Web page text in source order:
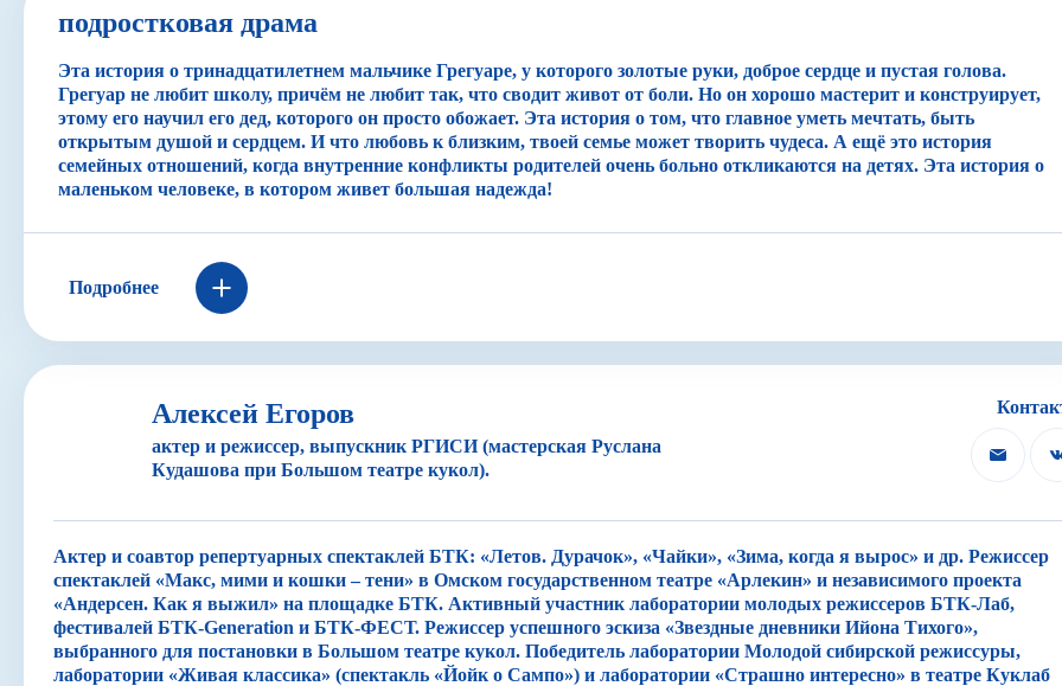
подростковая драма
Эта история о тринадцатилетнем мальчике Грегуаре, у которого золотые руки, доброе сердце и пустая голова.
Грегуар не любит школу, причём не любит так, что сводит живот от боли. Но он хорошо мастерит и конструирует,
этому его научил его дед, которого он просто обожает. Эта история о том, что главное уметь мечтать, быть
открытым душой и сердцем. И что любовь к близким, твоей семье может творить чудеса. А ещё это история
семейных отношений, когда внутренние конфликты родителей очень больно откликаются на детях. Эта история о
маленьком человеке, в котором живет большая надежда!
проблемы в школе и дома. У него не получается практически ничего, математика, физика и даже физра - это то, из-
чего его уже 2 раза оставляли на второй год. Все бы ничего, но из-за школы у него каждый вечер случаются ссоры с
родителями. Единственное утешение - это мастерская деда-Леона. Это то, что действительно получается у Грегора,
он умело мастерит, и мечтает стать изобретателем.
35 кило надежды - это комедия, соединяющая в себе стили двух кинорежиссеров - Уэса и Роя Андерсена. Фамилия у
них одна, что нельзя сказать о фильмах. Мир мальчика - всецело состоит из цветов Уэса Андерсена, он яркий. Весь
остальной мир - состоит из блеклых, серых тонов, враждебных нашему герою. Симметрия, объединяющая этих
режиссеров тоже появится в этой истории. Симметрия и псевдоживой павильон, напоминающий магазин Икеа -
его и привнося немного хаоса в этот устоявшийся мир.
Все начинается после очередной ссоры с родителями. Грегор забегает в комнату, хлопая дверью, и падает на кровать.
Рассказ Грегора - это своего рода исповедь, он поведает нам все, что произошло с ним от рождения до того момента,
пока он ни забежал в комнату, конечно приукрашая все события, делая из учителей больше гротесковых
персонажей-масок, а разницу масштабов с помощью кукол, ведь в детстве все кажется гигантским. Финал мы
увидим уже в реальном времени. Нам вместе с Грегором придется пережить все еще раз.
Подробнее
Алексей Егоров
актер и режиссер, выпускник РГИСИ (мастерская Руслана
Кудашова при Большом театре кукол).
Актер и соавтор репертуарных спектаклей БТК: «Летов. Дурачок», «Чайки», «Зима, когда я вырос» и др. Режиссер
спектаклей «Макс, мими и кошки – тени» в Омском государственном театре «Арлекин» и независимого проекта
«Андерсен. Как я выжил» на площадке БТК. Активный участник лаборатории молодых режиссеров БТК-Лаб,
фестивалей БТК-Generation и БТК-ФЕСТ. Режиссер успешного эскиза «Звездные дневники Ийона Тихого»,
выбранного для постановки в Большом театре кукол. Победитель лаборатории Молодой сибирской режиссуры,
лаборатории «Живая классика» (спектакль «Йойк о Сампо») и лаборатории «Страшно интересно» в театре Куклаб